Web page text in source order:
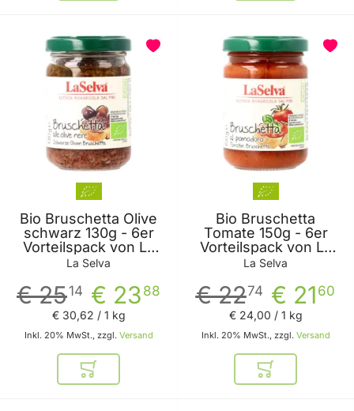
Bio Bruschetta Olive
schwarz 130g - 6er
Vorteilspack von La
Selva
La Selva
€ 23 88
€ 2514
Inkl. 20% MwSt., zzgl. Versand
€ 30,62 / 1 kg
In den Warenkorb
Bio Bruschetta
Tomate 150g - 6er
Vorteilspack von La
Selva
La Selva
€ 21 60
€ 2274
Inkl. 20% MwSt., zzgl. Versand
€ 24,00 / 1 kg
In den